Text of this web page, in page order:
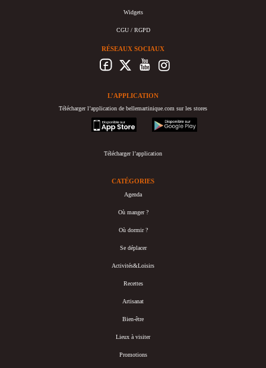
Widgets
CGU / RGPD
RÉSEAUX SOCIAUX
L’APPLICATION
Télécharger l’application de bellemartinique.com sur les stores
appstore
googleplay
Télécharger l’application
CATÉGORIES
Agenda
Où manger ?
Où dormir ?
Se déplacer
Activités&Loisirs
Recettes
Artisanat
Bien-être
Lieux à visiter
Promotions